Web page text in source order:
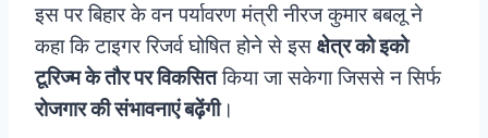
इस पर बिहार के वन पर्यावरण मंत्री नीरज कुमार बबलू ने
कहा कि टाइगर रिजर्व घोषित होने से इस क्षेत्र को इको
टूरिज्म के तौर पर विकसितकिया जा सकेगा जिससे न सिर्फ
रोजगार की संभावनाएं बढ़ेंगी।